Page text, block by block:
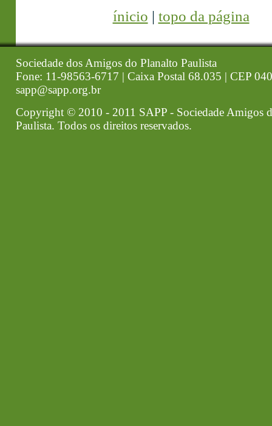
ínicio | topo da página
Sociedade dos Amigos do Planalto Paulista
Fone: 11-98563-6717 | Caixa Postal 68.035 | CEP
sapp@sapp.org.br
Copyright © 2010 - 2011 SAPP - Sociedade Amigos
Paulista. Todos os direitos reservados.